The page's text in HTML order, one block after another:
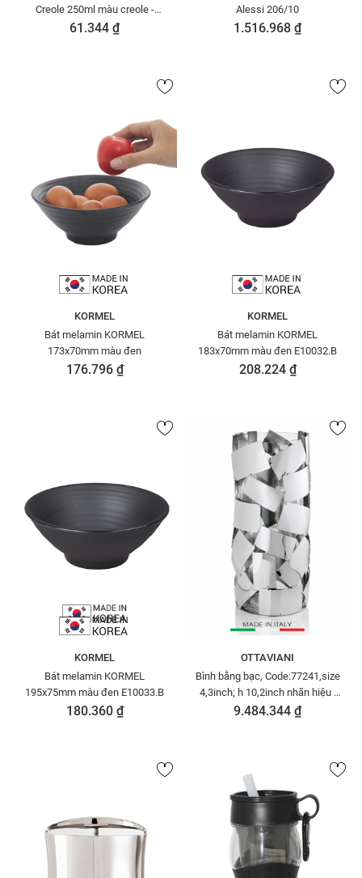
Creole 250ml màu creole -
2006CF06A1111
61.344 ₫
Alessi 206/10
1.516.968 ₫
KORMEL
Bát melamin KORMEL
173x70mm màu đen
176.796 ₫
KORMEL
Bát melamin KORMEL
183x70mm màu đen E10032.B
208.224 ₫
KORMEL
Bát melamin KORMEL
195x75mm màu đen E10033.B
180.360 ₫
OTTAVIANI
Bình bằng bạc, Code:77241,size
4,3inch; h 10,2inch nhãn hiệu :
OTTAVIAN-
9.484.344 ₫